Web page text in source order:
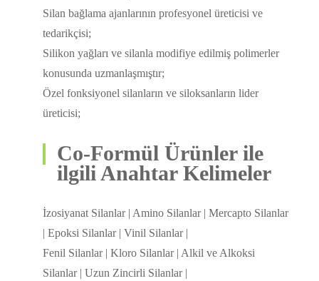
Silan bağlama ajanlarının profesyonel üreticisi ve
tedarikçisi;
Silikon yağları ve silanla modifiye edilmiş polimerler
konusunda uzmanlaşmıştır;
Özel fonksiyonel silanların ve siloksanların lider
üreticisi;
Co-Formül Ürünler ile
ilgili Anahtar Kelimeler
İzosiyanat Silanlar | Amino Silanlar | Mercapto Silanlar
| Epoksi Silanlar | Vinil Silanlar |
Fenil Silanlar | Kloro Silanlar | Alkil ve Alkoksi
Silanlar | Uzun Zincirli Silanlar |